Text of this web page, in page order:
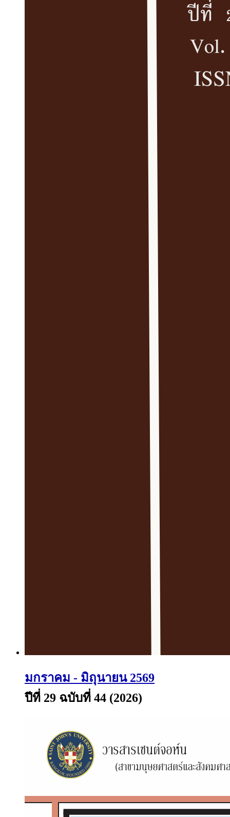
มกราคม - มิถุนายน 2569
ปีที่ 29 ฉบับที่ 44 (2026)